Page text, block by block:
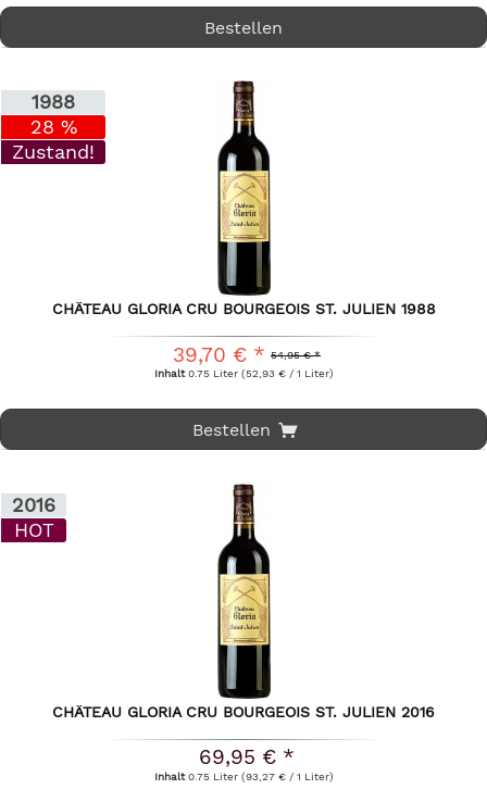
Bestellen
1988
28 %
Zustand!
CHÂTEAU GLORIA CRU BOURGEOIS ST. JULIEN 1988
54,95 € *
39,70 € *
Inhalt0.75 Liter (52,93 € / 1 Liter)
Bestellen
2016
HOT
CHÂTEAU GLORIA CRU BOURGEOIS ST. JULIEN 2016
69,95 € *
Inhalt0.75 Liter (93,27 € / 1 Liter)